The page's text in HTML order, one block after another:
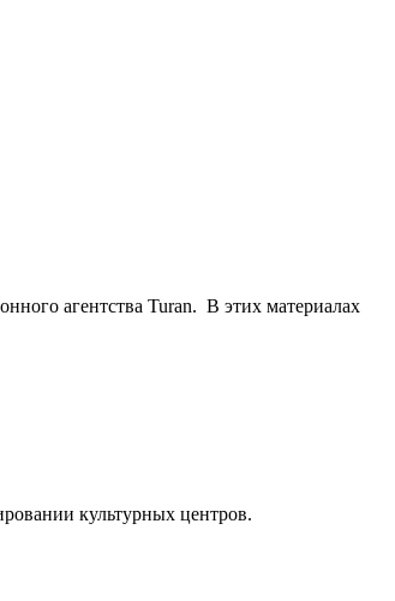
агентства Turan. В этих материалах
культурных центров.